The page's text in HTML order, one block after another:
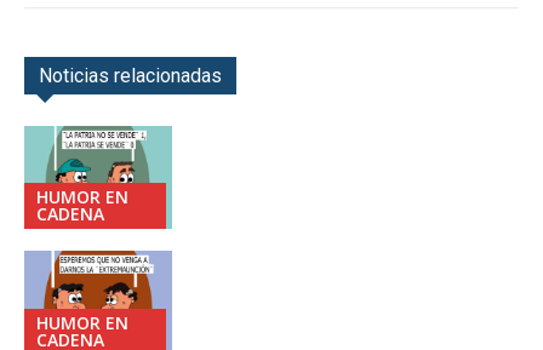
Noticias relacionadas
HUMOR EN
CADENA
HUMOR EN
CADENA